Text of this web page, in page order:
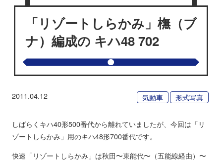
「リゾートしらかみ」橅（ブ
ナ）編成の キハ48 702
2011.04.12 気動車 形式写真
しばらくキハ40形500番代から離れていましたが、今回は「リ
ゾートしらかみ」用のキハ48形700番代です。
快速「リゾートしらかみ」は秋田〜東能代〜（五能線経由）〜